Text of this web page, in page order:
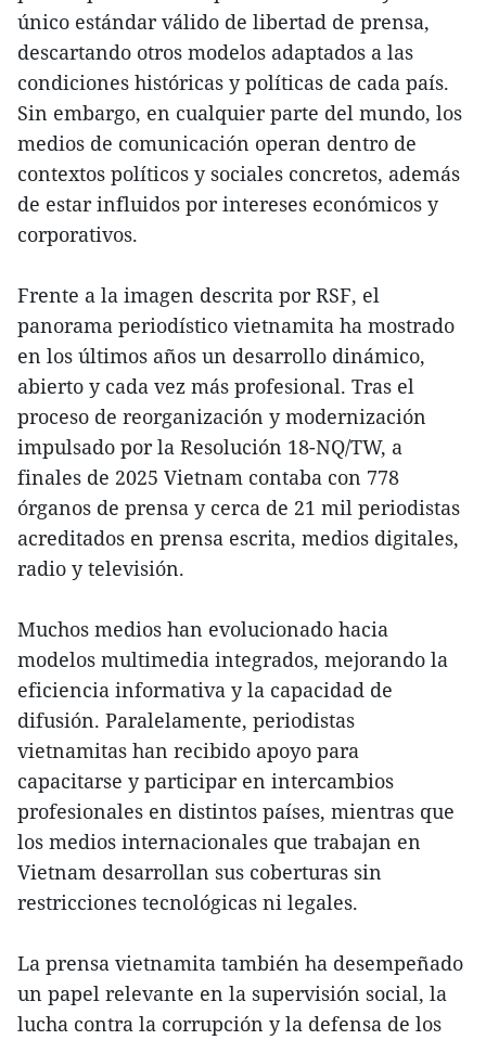
único estándar válido de libertad de prensa,
descartando otros modelos adaptados a las
condiciones históricas y políticas de cada país.
Sin embargo, en cualquier parte del mundo, los
medios de comunicación operan dentro de
contextos políticos y sociales concretos, además
de estar influidos por intereses económicos y
corporativos.
Frente a la imagen descrita por RSF, el
panorama periodístico vietnamita ha mostrado
en los últimos años un desarrollo dinámico,
abierto y cada vez más profesional. Tras el
proceso de reorganización y modernización
impulsado por la Resolución 18-NQ/TW, a
finales de 2025 Vietnam contaba con 778
órganos de prensa y cerca de 21 mil periodistas
acreditados en prensa escrita, medios digitales,
radio y televisión.
Muchos medios han evolucionado hacia
modelos multimedia integrados, mejorando la
eficiencia informativa y la capacidad de
difusión. Paralelamente, periodistas
vietnamitas han recibido apoyo para
capacitarse y participar en intercambios
profesionales en distintos países, mientras que
los medios internacionales que trabajan en
Vietnam desarrollan sus coberturas sin
restricciones tecnológicas ni legales.
La prensa vietnamita también ha desempeñado
un papel relevante en la supervisión social, la
lucha contra la corrupción y la defensa de los